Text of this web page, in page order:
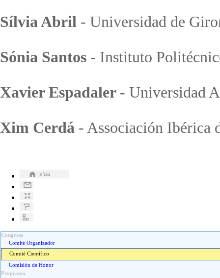
Sílvia Abril - Universidad de
Sónia Santos - Instituto
Xavier Espadaler - Universidad
Xim Cerdá - Associación
Congreso
Comité Organizador
Comité Científico
Comisión de Honor
Programa